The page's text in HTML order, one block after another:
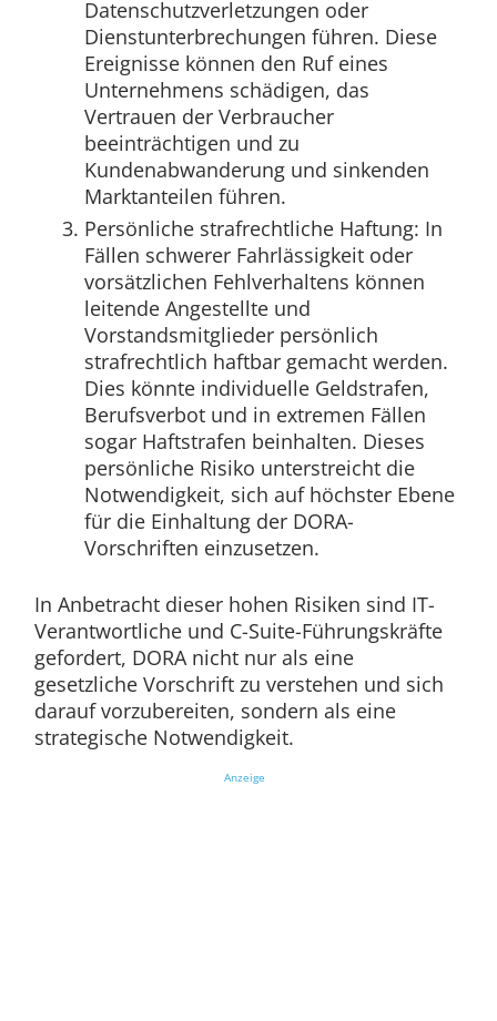
Datenschutzverletzungen oder
Dienstunterbrechungen führen. Diese
Ereignisse können den Ruf eines
Unternehmens schädigen, das
Vertrauen der Verbraucher
beeinträchtigen und zu
Kundenabwanderung und sinkenden
Marktanteilen führen.
Persönliche strafrechtliche Haftung: In
Fällen schwerer Fahrlässigkeit oder
vorsätzlichen Fehlverhaltens können
leitende Angestellte und
Vorstandsmitglieder persönlich
strafrechtlich haftbar gemacht werden.
Dies könnte individuelle Geldstrafen,
Berufsverbot und in extremen Fällen
sogar Haftstrafen beinhalten. Dieses
persönliche Risiko unterstreicht die
Notwendigkeit, sich auf höchster Ebene
für die Einhaltung der DORA-
Vorschriften einzusetzen.
In Anbetracht dieser hohen Risiken sind IT-
Verantwortliche und C-Suite-Führungskräfte
gefordert, DORA nicht nur als eine
gesetzliche Vorschrift zu verstehen und sich
darauf vorzubereiten, sondern als eine
strategische Notwendigkeit.
Anzeige